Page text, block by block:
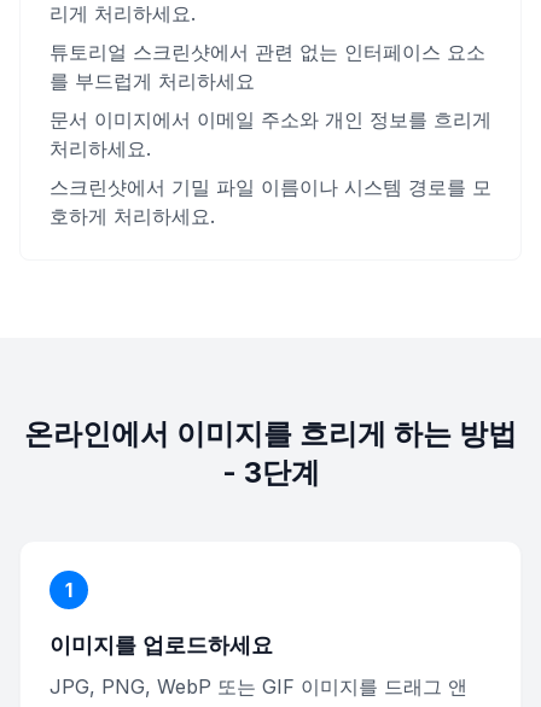
리게 처리하세요.
튜토리얼 스크린샷에서 관련 없는 인터페이스 요소
를 부드럽게 처리하세요
문서 이미지에서 이메일 주소와 개인 정보를 흐리게
처리하세요.
스크린샷에서 기밀 파일 이름이나 시스템 경로를 모
호하게 처리하세요.
온라인에서 이미지를 흐리게 하는 방법
- 3단계
1
이미지를 업로드하세요
JPG, PNG, WebP 또는 GIF 이미지를 드래그 앤